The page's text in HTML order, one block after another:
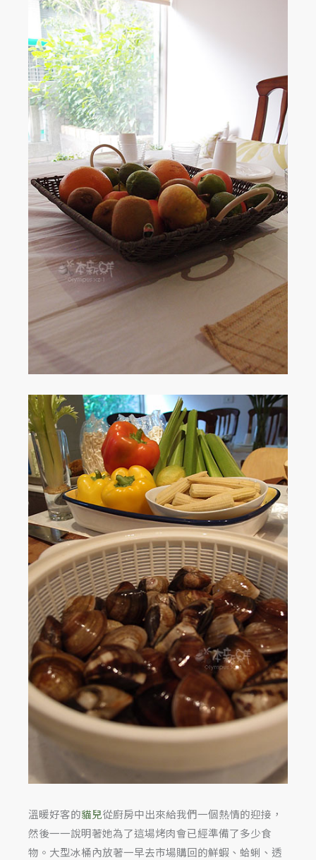
溫暖好客的貓兒從廚房中出來給我們一個熱情的迎接，
然後一一說明著她為了這場烤肉會已經準備了多少食
物。大型冰桶內放著一早去市場購回的鮮蝦、蛤蜊、透